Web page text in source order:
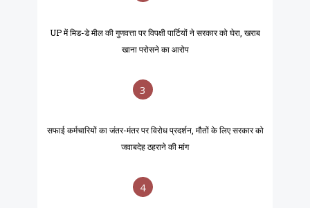
UP में मिड-डे मील की गुणवत्ता पर विपक्षी पार्टियों ने सरकार को घेरा, खराब
खाना परोसने का आरोप
3
सफाई कर्मचारियों का जंतर-मंतर पर विरोध प्रदर्शन, मौतों के लिए सरकार को
जवाबदेह ठहराने की मांग
4